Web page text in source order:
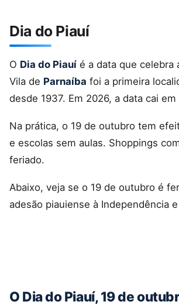
Dia do Piauí
O Dia do Piauí é a data que celebra
Vila de Parnaíba foi a primeira
desde 1937. Em 2026, a data cai em
Na prática, o 19 de outubro tem
e escolas sem aulas. Shoppings
feriado.
Abaixo, veja se o 19 de outubro é
adesão piauiense à Independência
O Dia do Piauí, 19 de